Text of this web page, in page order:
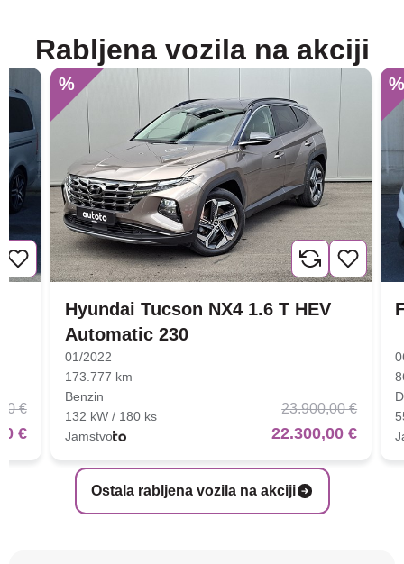
Rabljena vozila na akciji
Ostala rabljena vozila na akciji
€
€
%
Hyundai Tucson NX4 1.6 T HEV
Automatic 230
01/2022
173.777 km
Benzin
132 kW / 180 ks
Jamstvo
23.900,00 €
22.300,00 €